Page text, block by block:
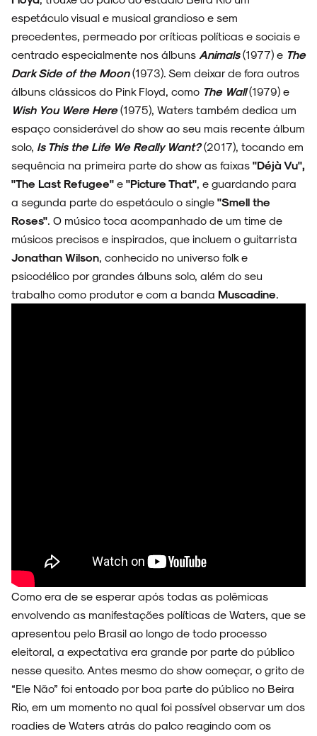
FAIXA A FAIXA
NOVIDADES
NOIZE RECORD CLUB
espetáculo visual e musical grandioso e sem
precedentes, permeado por críticas políticas e sociais e
centrado especialmente nos álbuns Animals(1977) e The
Dark Side of the Moon(1973). Sem deixar de fora outros
álbuns clássicos do Pink Floyd, como The Wall(1979) e
Wish You Were Here(1975), Waters também dedica um
espaço considerável do show ao seu mais recente álbum
solo, Is This the Life We Really Want?(2017), tocando em
sequência na primeira parte do show as faixas "Déjà Vu",
"The Last Refugee" e "Picture That", e guardando para
a segunda parte do espetáculo o single "Smell the
Roses". O músico toca acompanhado de um time de
músicos precisos e inspirados, que incluem o guitarrista
Jonathan Wilson, conhecido no universo folk e
psicodélico por grandes álbuns solo, além do seu
trabalho como produtor e com a banda Muscadine.
Como era de se esperar após todas as polêmicas
envolvendo as manifestações políticas de Waters, que se
apresentou pelo Brasil ao longo de todo processo
eleitoral, a expectativa era grande por parte do público
nesse quesito. Antes mesmo do show começar, o grito de
“Ele Não” foi entoado por boa parte do público no Beira
Rio, em um momento no qual foi possível observar um dos
roadies de Waters atrás do palco reagindo com os